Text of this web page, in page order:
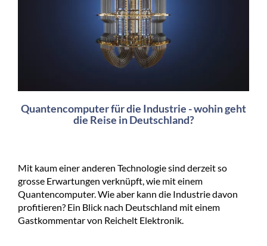
Quantencomputer für die Industrie - wohin geht
die Reise in Deutschland?
Mit kaum einer anderen Technologie sind derzeit so
grosse Erwartungen verknüpft, wie mit einem
Quantencomputer. Wie aber kann die Industrie davon
profitieren? Ein Blick nach Deutschland mit einem
Gastkommentar von Reichelt Elektronik.